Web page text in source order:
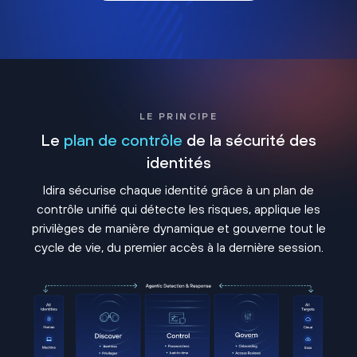
LE PRINCIPE
Le plan de contrôle de la sécurité des
identités
Idira sécurise chaque identité grâce à un plan de
contrôle unifié qui détecte les risques, applique les
privilèges de manière dynamique et gouverne tout le
cycle de vie, du premier accès à la dernière session.